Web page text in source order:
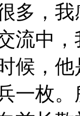
多，
流中
候，
一枚